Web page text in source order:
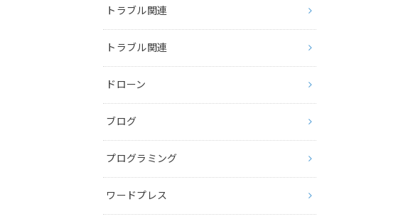
トラブル関連
トラブル関連
ドローン
ブログ
プログラミング
ワードプレス